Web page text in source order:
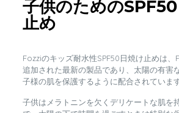
子供のための
止め
Fozziのキッズ耐水性SPF50日焼け止めは、
追加された最新の製品であり、太陽の有害
子様の肌を保護するように配合されています
子供はメラトニンを欠くデリケートな肌を